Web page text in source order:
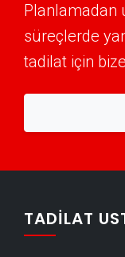
Karacabey
Karacabey
Karacabey
Karacabey
Karacabey
Karacabey
Planlamadan
süreçlerde
tadilat için
TADILAT